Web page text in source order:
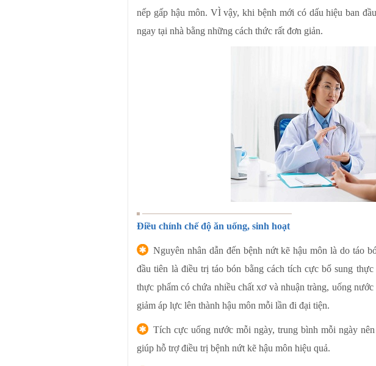
nếp gấp hậu môn. VÌ vậy, khi bệnh mới có dấu hiệu ban
ngay tại nhà bằng những cách thức rất đơn giản.
Điều chính chế độ ăn uống, sinh hoạt
Nguyên nhân dẫn đến bệnh nứt kẽ hậu môn là do táo
đầu tiên là điều trị táo bón bằng cách tích cực bổ sung
thực phẩm có chứa nhiều chất xơ và nhuận tràng, uống
giảm áp lực lên thành hậu môn mỗi lần đi đại tiện.
Tích cực uống nước mỗi ngày, trung bình mỗi ngày
giúp hỗ trợ điều trị bệnh nứt kẽ hậu môn hiệu quả.